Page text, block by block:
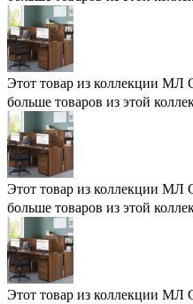
Этот товар из коллекции МЛ
больше товаров из этой
Этот товар из коллекции МЛ
больше товаров из этой
Этот товар из коллекции МЛ